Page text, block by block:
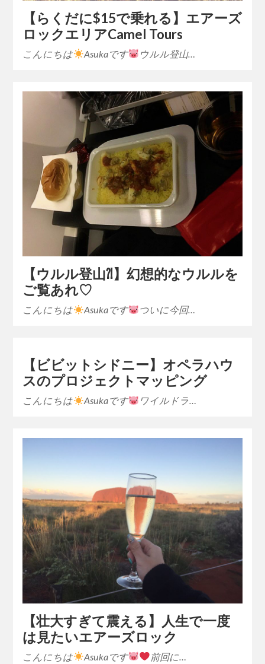
【らくだに$15で乗れる】エアーズ
ロックエリアCamel Tours
こんにちは Asukaです ウルル登山…
【ウルル登山⁈】幻想的なウルルを
ご覧あれ♡
こんにちは Asukaです ついに今回…
【ビビットシドニー】オペラハウ
スのプロジェクトマッピング
こんにちは Asukaです ワイルドラ…
【壮大すぎて震える】人生で一度
は見たいエアーズロック
こんにちは Asukaです 前回に…